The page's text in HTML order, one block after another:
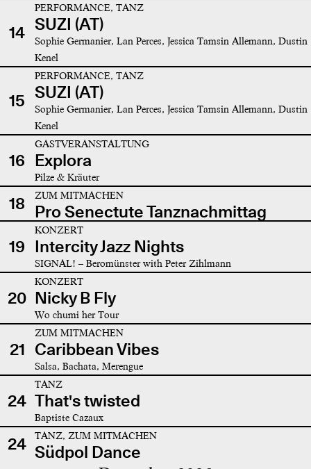
14
PERFORMANCE, TANZ
SUZI (AT)
Sophie Germanier, Lan Perces, Jessica Tamsin Allemann, Dustin
Kenel
15
PERFORMANCE, TANZ
SUZI (AT)
Sophie Germanier, Lan Perces, Jessica Tamsin Allemann, Dustin
Kenel
16
GASTVERANSTALTUNG
Explora
Pilze & Kräuter
18 ZUM MITMACHEN
Pro Senectute Tanznachmittag
19
KONZERT
Intercity Jazz Nights
SIGNAL! – Beromünster with Peter Zihlmann
20
KONZERT
Nicky B Fly
Wo chumi her Tour
21
ZUM MITMACHEN
Caribbean Vibes
Salsa, Bachata, Merengue
24
TANZ
That's twisted
Baptiste Cazaux
24 TANZ, ZUM MITMACHEN
Südpol Dance